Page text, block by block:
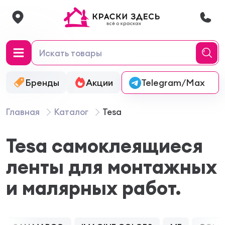
Бренды Акции Онлайн-колеровка
Telegram/Max
Главная Каталог Tesa
Tesa самоклеящиеся
ленты для монтажных
и малярных работ.